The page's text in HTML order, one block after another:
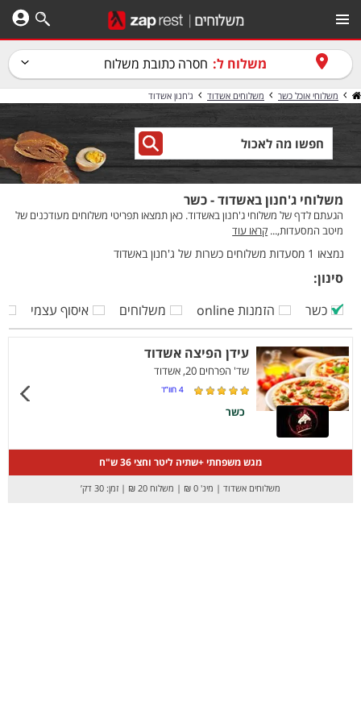
משלוח ל: חסרה כתובת משלוח
משלוחי אוכל כשר משלוחים אשדוד ג'חנון אשדוד
משלוחי ג'חנון באשדוד - כשר
הגעתם לדף של משלוחי ג'חנון באשדוד. כאן תמצאו תפריטי משלוחים מעודכנים של
מיטב המסעדות,... קראו עוד
נמצאו 1 מסעדות משלוחים כשרות של ג'חנון באשדוד
סינון:
כשר
הזמנות online משלוחים איסוף עצמי
עידן הפיצה אשדוד
שד' הפרחים 20, אשדוד
4 חוו”ד
כשר
מגש משפחתי +שתיה ליטר וחצי 36 ש"ח
משלוחים אשדוד | מינ' 0 ₪ | משלוח 20 ₪ | זמן: 30 דק’